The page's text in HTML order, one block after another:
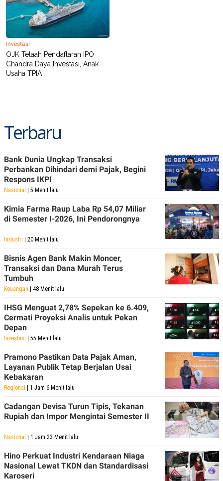
Investasi
OJK Telaah Pendaftaran IPO
Chandra Daya Investasi, Anak
Usaha TPIA
Terbaru
Bank Dunia Ungkap Transaksi
Perbankan Dihindari demi Pajak, Begini
Respons IKPI
Nasional | 5 Menit lalu
Kimia Farma Raup Laba Rp 54,07 Miliar
di Semester I-2026, Ini Pendorongnya
Industri | 20 Menit lalu
Bisnis Agen Bank Makin Moncer,
Transaksi dan Dana Murah Terus
Tumbuh
Keuangan | 48 Menit lalu
IHSG Menguat 2,78% Sepekan ke 6.409,
Cermati Proyeksi Analis untuk Pekan
Depan
Investasi | 55 Menit lalu
Pramono Pastikan Data Pajak Aman,
Layanan Publik Tetap Berjalan Usai
Kebakaran
Regional | 1 Jam 6 Menit lalu
Cadangan Devisa Turun Tipis, Tekanan
Rupiah dan Impor Mengintai Semester II
Nasional | 1 Jam 23 Menit lalu
Hino Perkuat Industri Kendaraan Niaga
Nasional Lewat TKDN dan Standardisasi
Karoseri